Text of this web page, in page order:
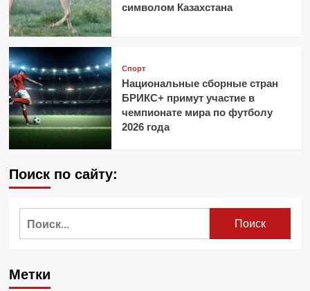
символом Казахстана
Спорт
Национальные сборные стран
БРИКС+ примут участие в
чемпионате мира по футболу
2026 года
Поиск по сайту:
Метки